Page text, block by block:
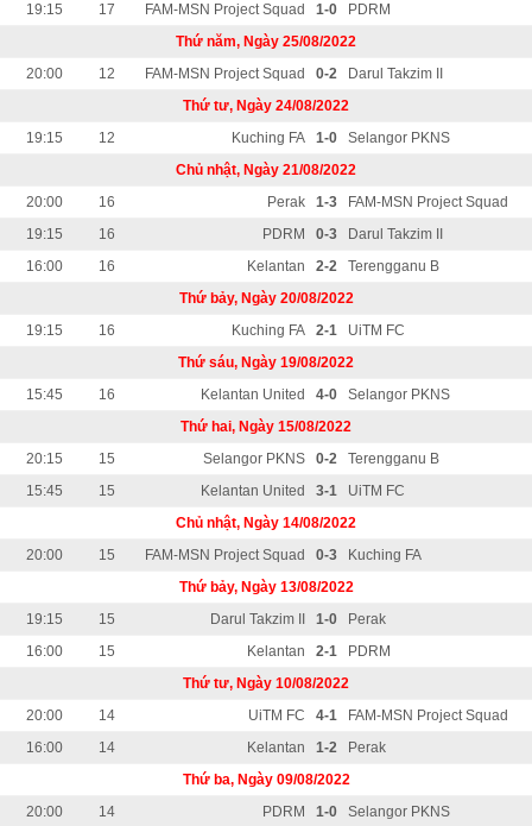
19:15
17 FAM-MSN Project Squad 1-0
PDRM
Thứ năm, Ngày 25/08/2022
20:00
12 FAM-MSN Project Squad 0-2
Darul Takzim II
Thứ tư, Ngày 24/08/2022
19:15
12 Kuching FA 1-0
Selangor PKNS
Chủ nhật, Ngày 21/08/2022
20:00
16 Perak 1-3
FAM-MSN Project Squad
19:15
16 PDRM 0-3
Darul Takzim II
16:00
16 Kelantan 2-2
Terengganu B
Thứ bảy, Ngày 20/08/2022
19:15
16 Kuching FA 2-1
UiTM FC
Thứ sáu, Ngày 19/08/2022
15:45
16 Kelantan United 4-0
Selangor PKNS
Thứ hai, Ngày 15/08/2022
20:15
15 Selangor PKNS 0-2
Terengganu B
15:45
15 Kelantan United 3-1
UiTM FC
Chủ nhật, Ngày 14/08/2022
20:00
15 FAM-MSN Project Squad 0-3
Kuching FA
Thứ bảy, Ngày 13/08/2022
19:15
15 Darul Takzim II 1-0
Perak
16:00
15 Kelantan 2-1
PDRM
Thứ tư, Ngày 10/08/2022
20:00
14 UiTM FC 4-1
FAM-MSN Project Squad
16:00
14 Kelantan 1-2
Perak
Thứ ba, Ngày 09/08/2022
20:00
14 PDRM 1-0
Selangor PKNS